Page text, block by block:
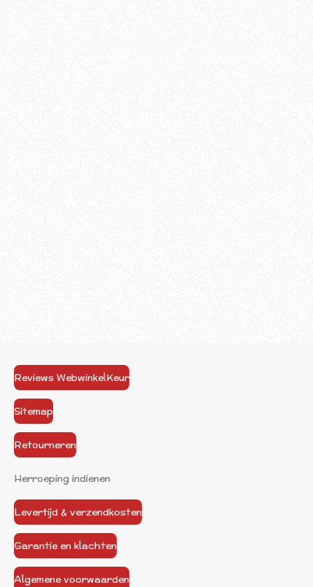
Reviews WebwinkelKeur
Sitemap
Retourneren
Herroeping indienen
Levertijd & verzendkosten
Garantie en klachten
Algemene voorwaarden